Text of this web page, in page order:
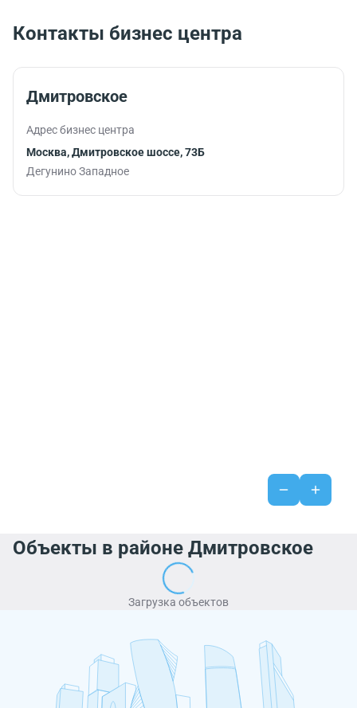
удовольствие с
рабочим
Контакты бизнес центра
Дмитровское
Адрес бизнес центра
Москва, Дмитровское шоссе, 73Б
Дегунино Западное
Объекты в районе Дмитровское
Загрузка объектов